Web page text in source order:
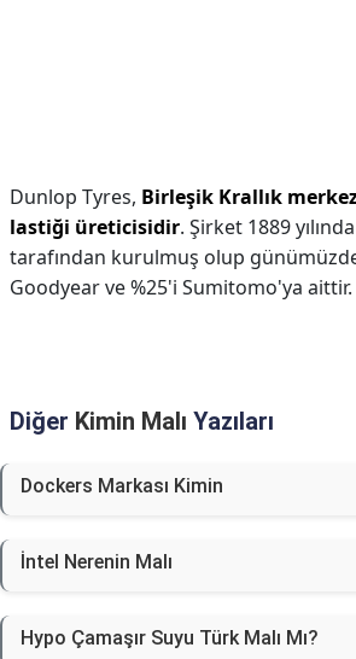
Dunlop Tyres, Birleşik Krallık
lastiği üreticisidir. Şirket 1889
tarafından kurulmuş olup
Goodyear ve %25'i Sumitomo'ya aittir.
Diğer Kimin Malı Yazıları
Dockers Markası Kimin
İntel Nerenin Malı
Hypo Çamaşır Suyu Türk Malı Mı?